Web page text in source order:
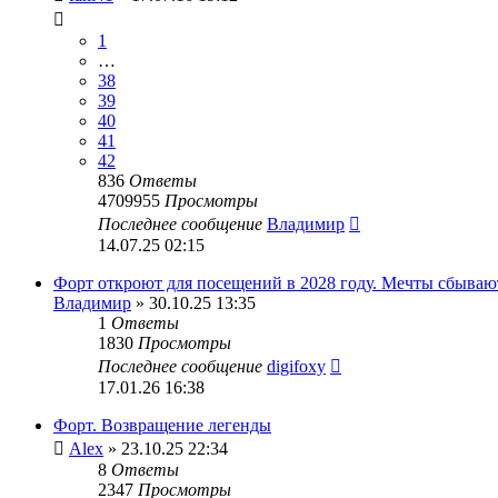
1
…
38
39
40
41
42
836 Ответы
4709955 Просмотры
Последнее сообщение Владимир
14.07.25 02:15
Форт откроют для посещений в 2028 году. Мечты
Владимир » 30.10.25 13:35
1 Ответы
1830 Просмотры
Последнее сообщение digifoxy
17.01.26 16:38
Форт. Возвращение легенды
Alex » 23.10.25 22:34
8 Ответы
2347 Просмотры